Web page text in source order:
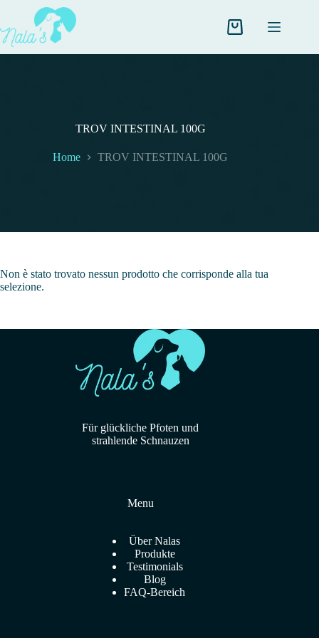
contenuto
Carrello
TROV INTESTINAL 100G
Home TROV INTESTINAL 100G
Non è stato trovato nessun prodotto che corrisponde alla tua
selezione.
Für glückliche Pfoten und
strahlende Schnauzen
Menu
Über Nalas
Produkte
Testimonials
Blog
FAQ-Bereich